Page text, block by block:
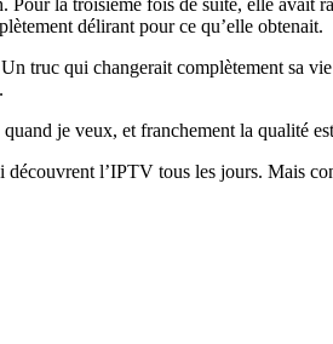
délirant pour ce qu’elle obtenait.
truc qui changerait complètement sa
je veux, et franchement la qualité
l’IPTV tous les jours. Mais